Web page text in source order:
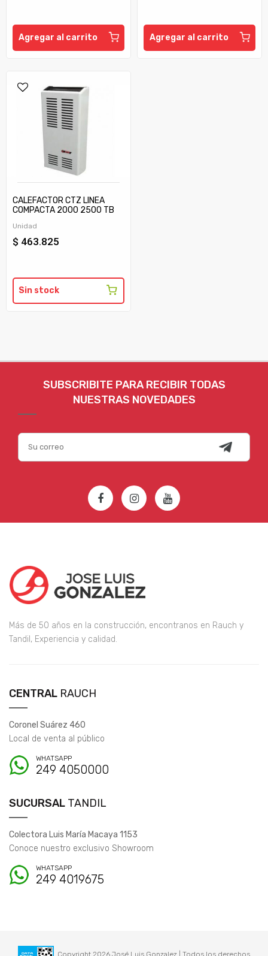
Agregar al carrito Agregar al carrito
CALEFACTOR CTZ LINEA
COMPACTA 2000 2500 TB
Unidad
$ 463.825
Sin stock
SUBSCRIBITE PARA RECIBIR TODAS
NUESTRAS NOVEDADES
Más de 50 años en la construcción, encontranos en Rauch y
Tandil, Experiencia y calidad.
CENTRAL RAUCH
Coronel Suárez 460
Local de venta al público
WHATSAPP
249 4050000
SUCURSAL TANDIL
Colectora Luis María Macaya 1153
Conoce nuestro exclusivo Showroom
WHATSAPP
249 4019675
Copyright 2026 José Luis Gonzalez | Todos los derechos